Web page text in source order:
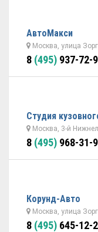
АвтоМакси
Москва, улица
8 (495) 937-72-
Студия
Москва, 3-й
8 (495) 968-31-
Корунд-Авто
Москва, улица
8 (495) 645-12-